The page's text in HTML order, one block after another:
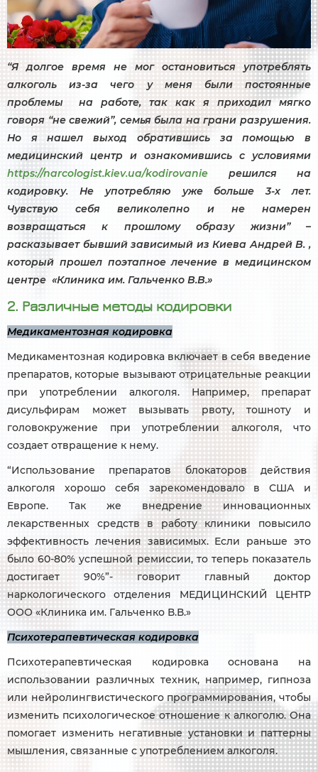
“Я долгое время не мог остановиться употреблять
алкоголь из-за чего у меня были постоянные
проблемы на работе, так как я приходил мягко
говоря “не свежий”, семья была на грани разрушения.
Но я нашел выход обратившись за помощью в
медицинский центр и ознакомившись с условиями
https://narcologist.kiev.ua/kodirovanie решился на
кодировку. Не употребляю уже больше 3-х лет.
Чувствую себя великолепно и не намерен
возвращаться к прошлому образу жизни” –
расказывает бывший зависимый из Киева Андрей В. ,
который прошел поэтапное лечение в медицинском
центре «Клиника им. Гальченко В.В.»
2. Различные методы кодировки
Медикаментозная кодировка
Медикаментозная кодировка включает в себя введение
препаратов, которые вызывают отрицательные реакции
при употреблении алкоголя. Например, препарат
дисульфирам может вызывать рвоту, тошноту и
головокружение при употреблении алкоголя, что
создает отвращение к нему.
“Использование препаратов блокаторов действия
алкоголя хорошо себя зарекомендовало в США и
Европе. Так же внедрение инновационных
лекарственных средств в работу клиники повысило
эффективность лечения зависимых. Если раньше это
было 60-80% успешной ремиссии, то теперь показатель
достигает 90%”- говорит главный доктор
наркологического отделения МЕДИЦИНСКИЙ ЦЕНТР
ООО «Клиника им. Гальченко В.В.»
Психотерапевтическая кодировка
Психотерапевтическая кодировка основана на
использовании различных техник, например, гипноза
или нейролингвистического программирования, чтобы
изменить психологическое отношение к алкоголю. Она
помогает изменить негативные установки и паттерны
мышления, связанные с употреблением алкоголя.